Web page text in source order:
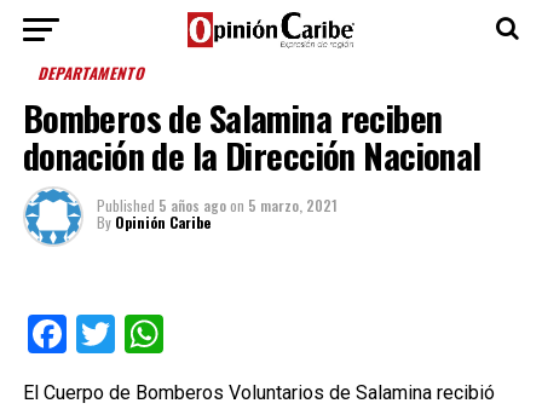
DEPARTAMENTO
Bomberos de Salamina reciben
donación de la Dirección Nacional
Published 5 años agoon 5 marzo, 2021
By Opinión Caribe
Facebook
TwitterWhatsApp
El Cuerpo de Bomberos Voluntarios de Salamina recibió